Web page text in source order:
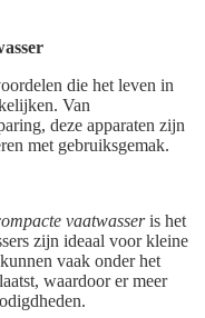
die het leven in
Van
deze apparaten zijn
met gebruiksgemak.
vaatwasseris het
zijn ideaal voor kleine
vaak onder het
waardoor er meer